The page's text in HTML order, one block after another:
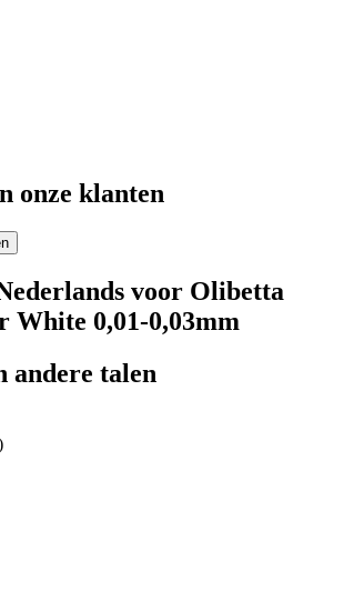
onze klanten
voor Olibetta
White 0,01-0,03mm
andere talen